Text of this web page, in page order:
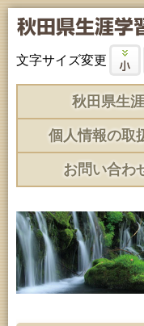
文字サイズ変更
秋田県生
個人情報の取
お問い合わ